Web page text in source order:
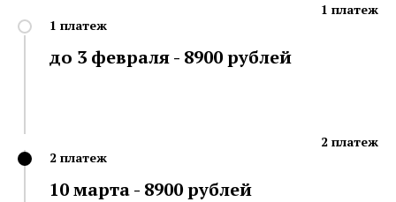
1 платеж
1 платеж
до 3 февраля - 8900 рублей
2 платеж
2 платеж
10 марта - 8900 рублей